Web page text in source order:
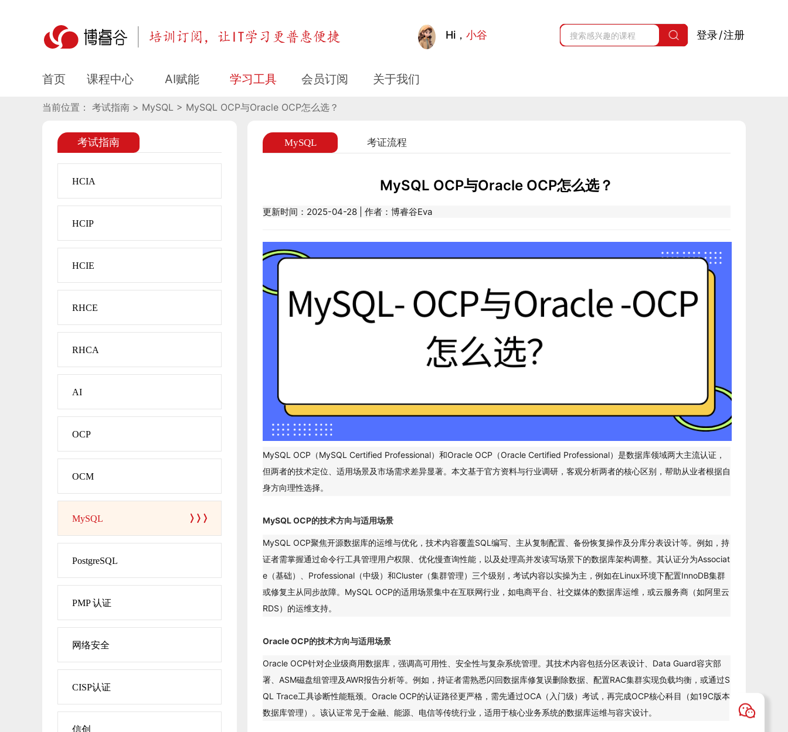
​MySQL OCP与Oracle OCP怎么选？ Hi， 小谷 登录/注册
首页 课程中心 AI赋能 学习工具 会员订阅 关于我们
当前位置： 考试指南 > MySQL > ​MySQL OCP与Oracle OCP怎么选？
考试指南
HCIA
HCIP
HCIE
RHCE
RHCA
AI
OCP
OCM
MySQL
PostgreSQL
PMP 认证
网络安全
CISP认证
信创
MySQL 考证流程
​MySQL OCP与Oracle OCP怎么选？
更新时间：2025-04-28 | 作者：博睿谷Eva
MySQL OCP（MySQL Certified Professional）和Oracle OCP（Oracle Certified Professional）是数据库领域两大主流认证，
但两者的技术定位、适用场景及市场需求差异显著。本文基于官方资料与行业调研，客观分析两者的核心区别，帮助从业者根据自
身方向理性选择。
MySQL OCP的技术方向与适用场景
MySQL OCP聚焦开源数据库的运维与优化，技术内容覆盖SQL编写、主从复制配置、备份恢复操作及分库分表设计等。例如，持
证者需掌握通过命令行工具管理用户权限、优化慢查询性能，以及处理高并发读写场景下的数据库架构调整。其认证分为Associat
e（基础）、Professional（中级）和Cluster（集群管理）三个级别，考试内容以实操为主，例如在Linux环境下配置InnoDB集群
或修复主从同步故障。MySQL OCP的适用场景集中在互联网行业，如电商平台、社交媒体的数据库运维，或云服务商（如阿里云
RDS）的运维支持。
Oracle OCP的技术方向与适用场景
Oracle OCP针对企业级商用数据库，强调高可用性、安全性与复杂系统管理。其技术内容包括分区表设计、Data Guard容灾部
署、ASM磁盘组管理及AWR报告分析等。例如，持证者需熟悉闪回数据库修复误删除数据、配置RAC集群实现负载均衡，或通过S
QL Trace工具诊断性能瓶颈。Oracle OCP的认证路径更严格，需先通过OCA（入门级）考试，再完成OCP核心科目（如19C版本
数据库管理）。该认证常见于金融、能源、电信等传统行业，适用于核心业务系统的数据库运维与容灾设计。